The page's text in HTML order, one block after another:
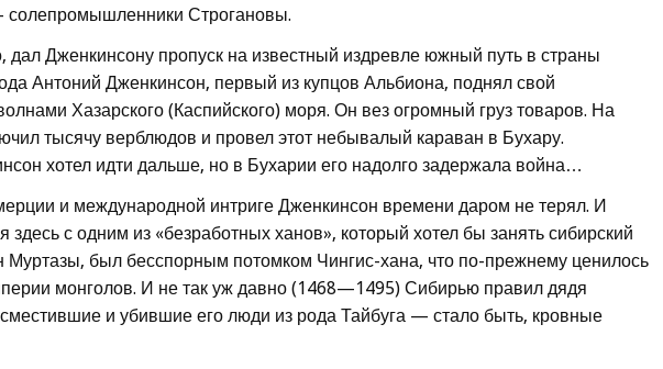
Строгановы.
дал Дженкинсону пропуск на известный издревле южный путь в страны
Антоний Дженкинсон, первый из купцов Альбиона, поднял свой
Хазарского (Каспийского) моря. Он вез огромный груз товаров. На
тысячу верблюдов и провел этот небывалый караван в Бухару.
хотел идти дальше, но в Бухарии его надолго задержала война…
и международной интриге Дженкинсон времени даром не терял. И
здесь с одним из «безработных ханов», который хотел бы занять сибирский
Муртазы, был бесспорным потомком Чингис-хана, что по-прежнему ценилось
монголов. И не так уж давно (1468—1495) Сибирью правил дядя
и убившие его люди из рода Тайбуга — стало быть, кровные